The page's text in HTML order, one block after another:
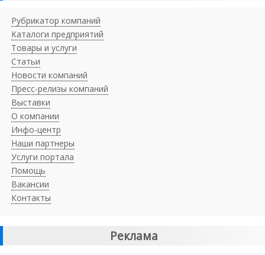
Рубрикатор компаний
Каталоги предприятий
Товары и услуги
Статьи
Новости компаний
Пресс-релизы компаний
Выставки
О компании
Инфо-центр
Наши партнеры
Услуги портала
Помощь
Вакансии
Контакты
Реклама